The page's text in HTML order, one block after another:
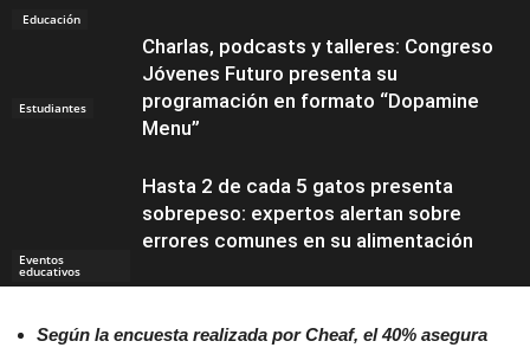
Educación
Estudiantes
Eventos
educativos
Charlas, podcasts y talleres: Congreso
Jóvenes Futuro presenta su
programación en formato “Dopamine
Menu”
Hasta 2 de cada 5 gatos presenta
sobrepeso: expertos alertan sobre
errores comunes en su alimentación
Según la encuesta realizada por Cheaf, el 40% asegura